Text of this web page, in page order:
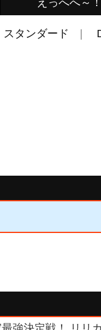
えっへへ～
スタンダード